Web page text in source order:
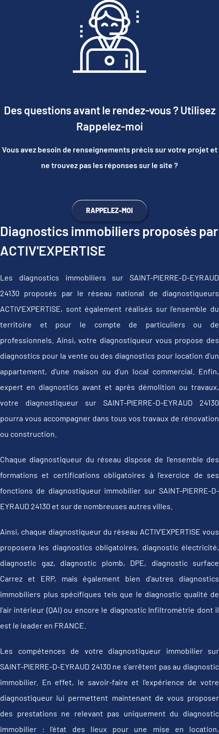
Des questions avant le rendez-vous ? Utilisez
Rappelez-moi
Vous avez besoin de renseignements précis sur votre projet et
ne trouvez pas les réponses sur le site ?
RAPPELEZ-MOI
Diagnostics immobiliers proposés par
ACTIV'EXPERTISE
Les diagnostics immobiliers sur SAINT-PIERRE-D-EYRAUD
24130 proposés par le réseau national de diagnostiqueurs
ACTIV'EXPERTISE, sont également réalisés sur l'ensemble du
territoire et pour le compte de particuliers ou de
professionnels. Ainsi, votre diagnostiqueur vous propose des
diagnostics pour la vente ou des diagnostics pour location d'un
appartement, d'une maison ou d'un local commercial. Enfin,
expert en diagnostics avant et après démolition ou travaux,
votre diagnostiqueur sur SAINT-PIERRE-D-EYRAUD 24130
pourra vous accompagner dans tous vos travaux de rénovation
ou construction.
Chaque diagnostiqueur du réseau dispose de l'ensemble des
formations et certifications obligatoires à l'exercice de ses
fonctions de diagnostiqueur immobilier sur SAINT-PIERRE-D-
EYRAUD 24130 et sur de nombreuses autres villes.
Ainsi, chaque diagnostiqueur du réseau ACTIV'EXPERTISE vous
proposera les diagnostics obligatoires, diagnostic électricité,
diagnostic gaz, diagnostic plomb, DPE, diagnostic surface
Carrez et ERP, mais également bien d'autres diagnostics
immobiliers plus spécifiques tels que le diagnostic qualité de
l'air intérieur (QAI) ou encore le diagnostic Infiltrométrie dont il
est le leader en FRANCE.
Les compétences de votre diagnostiqueur immobilier sur
SAINT-PIERRE-D-EYRAUD 24130 ne s'arrêtent pas au diagnostic
immobilier. En effet, le savoir-faire et l'expérience de votre
diagnostiqueur lui permettent maintenant de vous proposer
des prestations ne relevant pas uniquement du diagnostic
immobilier : l'état des lieux pour une mise en location,